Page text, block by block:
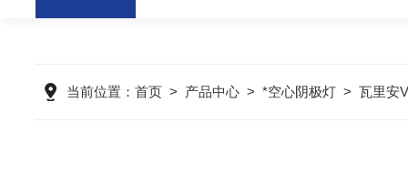
当前位置： 首页 > 产品中心 > *空心阴极灯 > 瓦里安